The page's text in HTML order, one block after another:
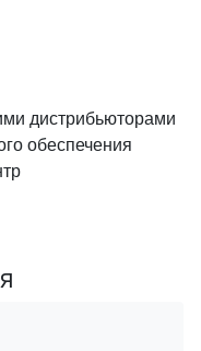
дистрибьюторами
обеспечения